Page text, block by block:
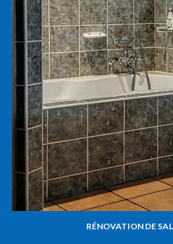
RÉNOVATION DE